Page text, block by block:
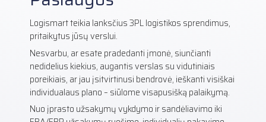
Logismart teikia lanksčius 3PL logistikos sprendimus,
pritaikytus jūsų verslui.
Nesvarbu, ar esate pradedanti įmonė, siunčianti
nedidelius kiekius, augantis verslas su vidutiniais
poreikiais, ar jau įsitvirtinusi bendrovė, ieškanti visiškai
individualaus plano – siūlome visapusišką palaikymą.
Nuo įprasto užsakymų vykdymo ir sandėliavimo iki